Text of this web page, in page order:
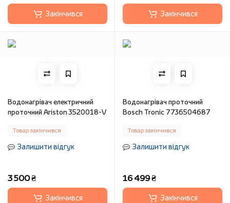
Закінчився Закінчився
Водонагрівач електричний
проточний Ariston 3520018-V
Товар закінчився
Залишити відгук
3 500 ₴
Закінчився
Водонагрівач проточний
Bosch Tronic 7736504687
Товар закінчився
Залишити відгук
16 499 ₴
Закінчився